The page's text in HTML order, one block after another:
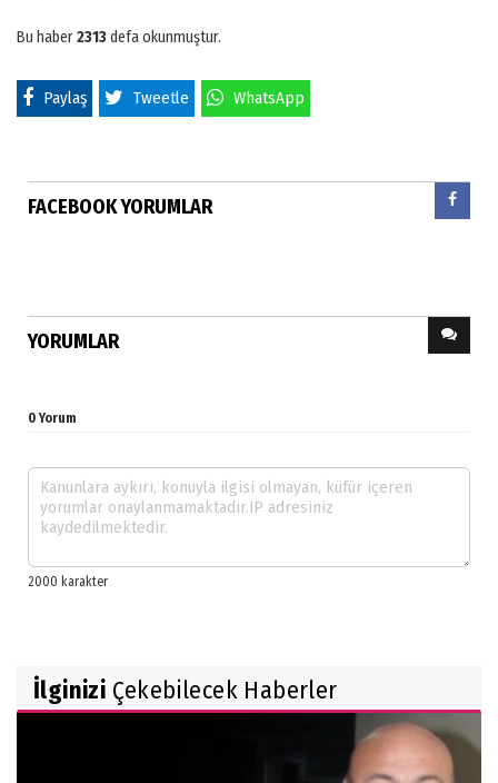
Bu haber2313defa okunmuştur.
Paylaş Tweetle WhatsApp
FACEBOOK YORUMLAR
YORUMLAR
0 Yorum
İlginizi Çekebilecek Haberler